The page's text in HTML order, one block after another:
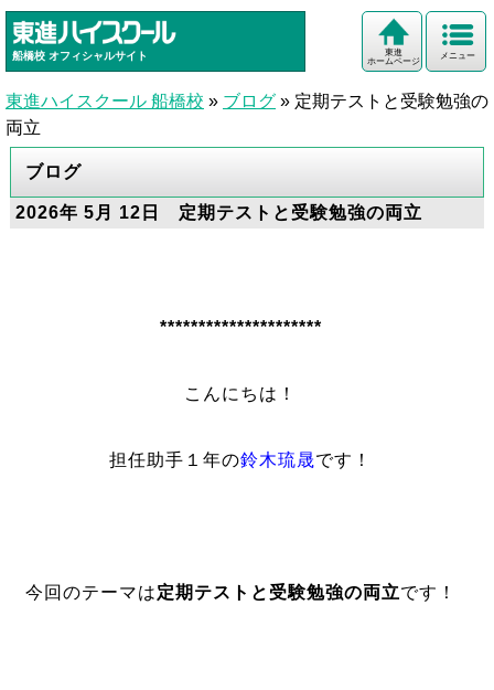
船橋校 オフィシャルサイト メニュー
東進
ホームページ
東進ハイスクール 船橋校 » ブログ » 定期テストと受験勉強の
両立
ブログ
2026年 5月 12日 定期テストと受験勉強の両立
*********************
こんにちは！
担任助手１年の鈴木琉晟です！
今回のテーマは定期テストと受験勉強の両立です！